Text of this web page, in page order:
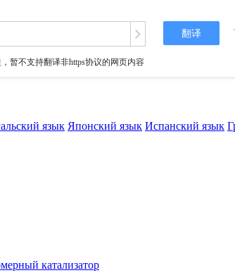
翻译
暂不支持翻译非https协议的网页内容